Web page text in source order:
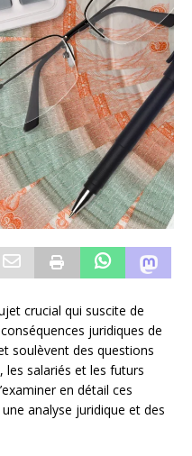
crucial qui suscite de
juridiques de
soulèvent des questions
salariés et les futurs
en détail ces
analyse juridique et des